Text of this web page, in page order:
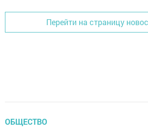
Перейти на страницу
ОБЩЕСТВО